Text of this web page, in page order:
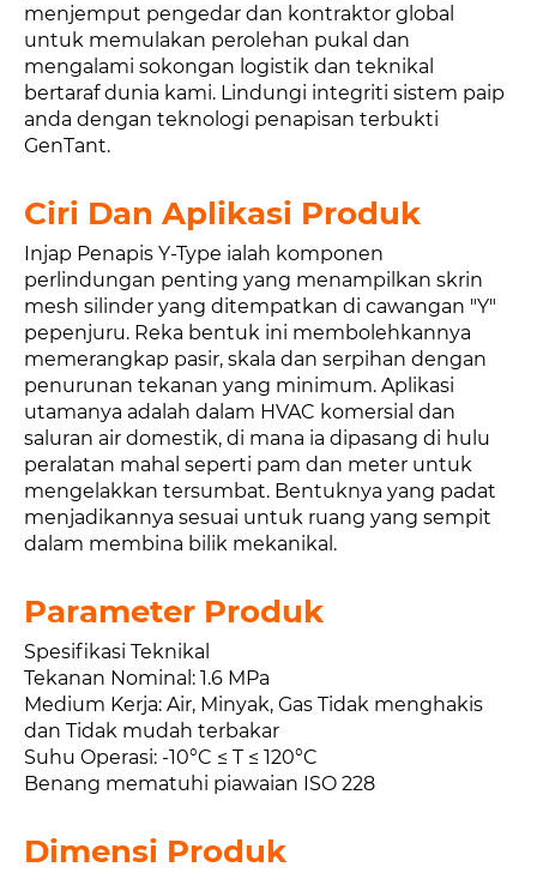
menjemput pengedar dan kontraktor global
untuk memulakan perolehan pukal dan
mengalami sokongan logistik dan teknikal
bertaraf dunia kami. Lindungi integriti sistem paip
anda dengan teknologi penapisan terbukti
GenTant.
Ciri Dan Aplikasi Produk
Injap Penapis Y-Type ialah komponen
perlindungan penting yang menampilkan skrin
mesh silinder yang ditempatkan di cawangan "Y"
pepenjuru. Reka bentuk ini membolehkannya
memerangkap pasir, skala dan serpihan dengan
penurunan tekanan yang minimum. Aplikasi
utamanya adalah dalam HVAC komersial dan
saluran air domestik, di mana ia dipasang di hulu
peralatan mahal seperti pam dan meter untuk
mengelakkan tersumbat. Bentuknya yang padat
menjadikannya sesuai untuk ruang yang sempit
dalam membina bilik mekanikal.
Parameter Produk
Spesifikasi Teknikal
Tekanan Nominal: 1.6 MPa
Medium Kerja: Air, Minyak, Gas Tidak menghakis
dan Tidak mudah terbakar
Suhu Operasi: -10°C ≤ T ≤ 120°C
Benang mematuhi piawaian ISO 228
Dimensi Produk